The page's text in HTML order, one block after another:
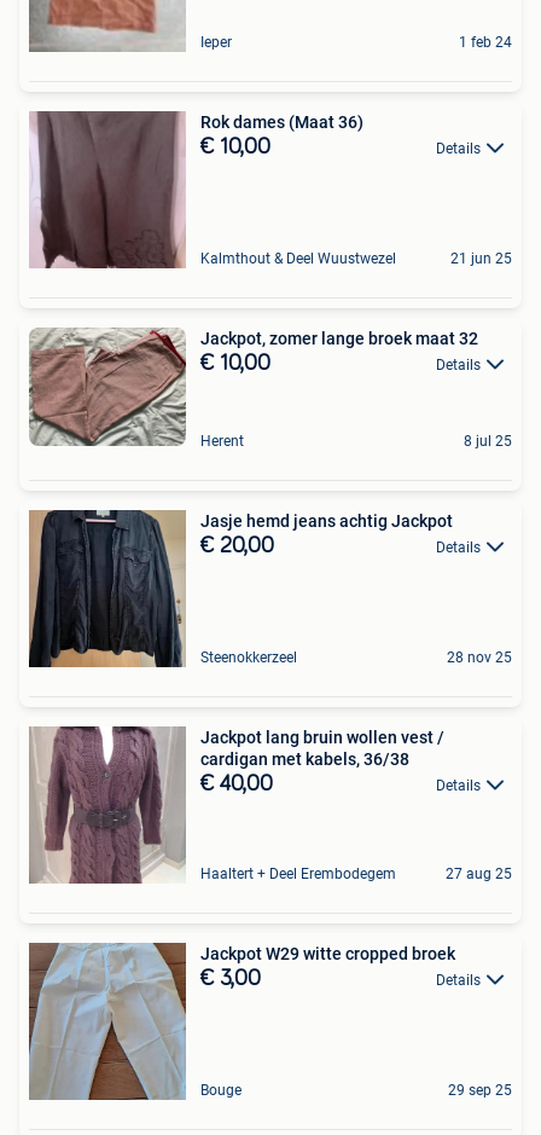
Ieper 1 feb 24
Rok dames (Maat 36)
€ 10,00 Details
Kalmthout & Deel Wuustwezel 21 jun 25
Jackpot, zomer lange broek maat 32
€ 10,00 Details
Herent 8 jul 25
Jasje hemd jeans achtig Jackpot
€ 20,00 Details
Steenokkerzeel 28 nov 25
Jackpot lang bruin wollen vest /
cardigan met kabels, 36/38
€ 40,00 Details
Haaltert + Deel Erembodegem 27 aug 25
Jackpot W29 witte cropped broek
€ 3,00 Details
Bouge 29 sep 25